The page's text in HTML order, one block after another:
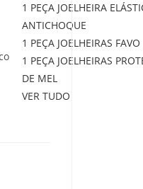
1 PEÇA JOELHEIRA
ANTICHOQUE
1 PEÇA JOELHEIRAS
1 PEÇA JOELHEIRAS
DE MEL
VER TUDO